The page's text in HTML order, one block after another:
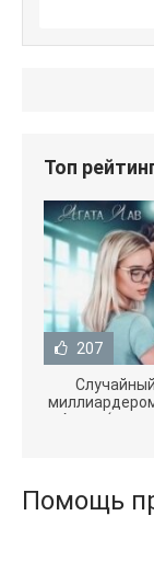
Топ
207
Агата
Помощь